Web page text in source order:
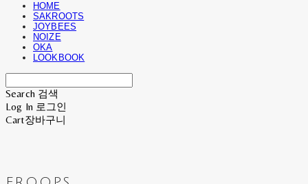
HOME
SAKROOTS
JOYBEES
NOIZE
OKA
LOOKBOOK
Search 검색
Log In 로그인
Cart장바구니